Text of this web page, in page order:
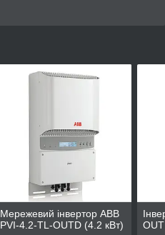
Мережевий інвертор ABB
PVI-4.2-TL-OUTD (4.2 кВт)